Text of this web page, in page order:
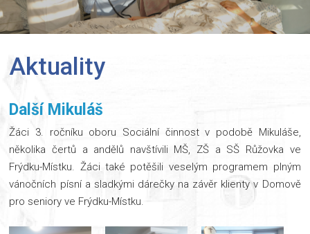
Aktuality
Další Mikuláš
Žáci 3. ročníku oboru Sociální činnost v podobě Mikuláše,
několika čertů a andělů navštívili MŠ, ZŠ a SŠ Růžovka ve
Frýdku-Místku. Žáci také potěšili veselým programem plným
vánočních písní a sladkými dárečky na závěr klienty v Domově
pro seniory ve Frýdku-Místku.